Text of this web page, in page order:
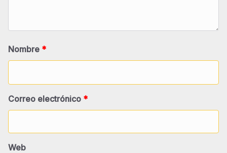
Nombre *
Correo electrónico *
Web